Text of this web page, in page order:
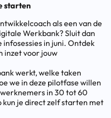
starten
als een van de
Werkbank? Sluit dan
infosessies in juni. Ontdek
inzet voor jouw
werkt, welke taken
we in deze pilotfase willen
in 30 tot 60
je direct zelf starten met